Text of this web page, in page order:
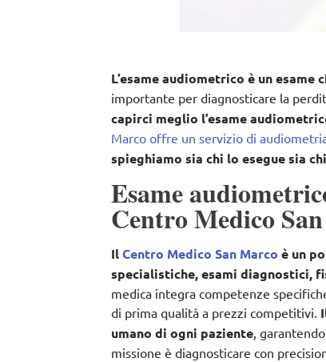
L’esame audiometrico è un
importante per diagnosticare la
capirci meglio l’esame
Marco offre un servizio di
spieghiamo sia chi lo esegue sia
Esame
Centro Medico
IlCentro Medico San Marco è un
specialistiche, esami diagnostici,
medica integra competenze
di prima qualità a prezzi competitivi.
umano di ogni paziente ,
missione è diagnosticare con